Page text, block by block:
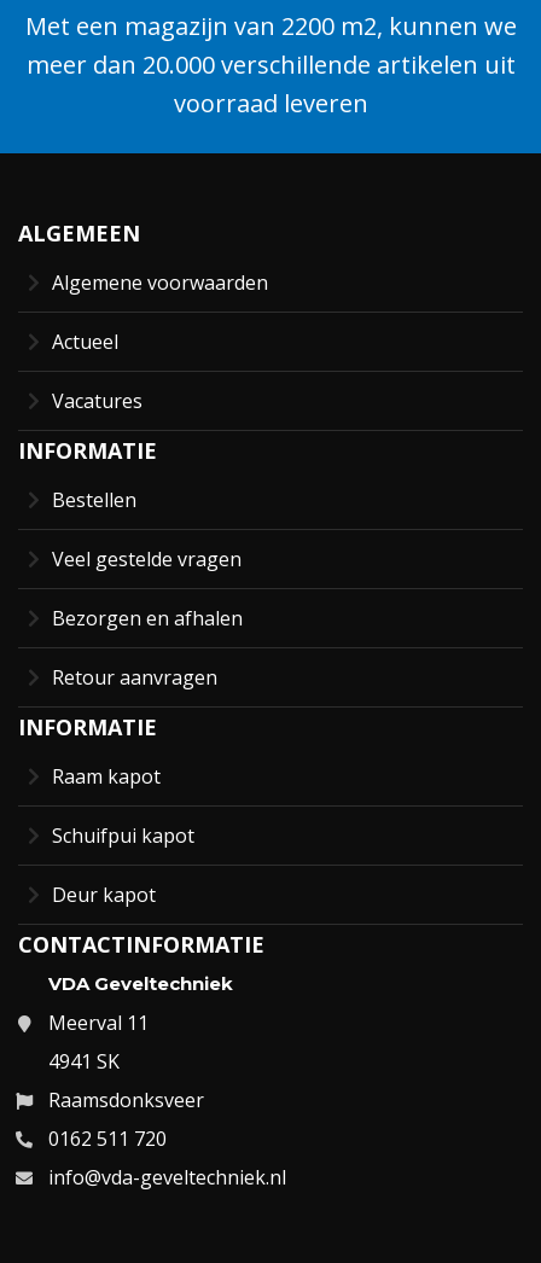
Met een magazijn van 2200 m2, kunnen we
meer dan 20.000 verschillende artikelen uit
voorraad leveren
ALGEMEEN
Algemene voorwaarden
Actueel
Vacatures
INFORMATIE
Bestellen
Veel gestelde vragen
Bezorgen en afhalen
Retour aanvragen
INFORMATIE
Raam kapot
Schuifpui kapot
Deur kapot
CONTACTINFORMATIE
VDA Geveltechniek
Meerval 11
4941 SK
Raamsdonksveer
0162 511 720
info@vda-geveltechniek.nl